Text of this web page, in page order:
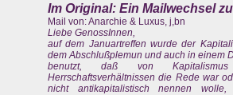
Im Original: Ein Mailwechsel
Mail von: Anarchie & Luxus, j,bn
Liebe GenossInnen,
auf dem Januartreffen wurde der
dem Abschlußplemun und auch in einem
benutzt, daß von
Herrschaftsverhältnissen die Rede war
nicht antikapitalistisch nennen